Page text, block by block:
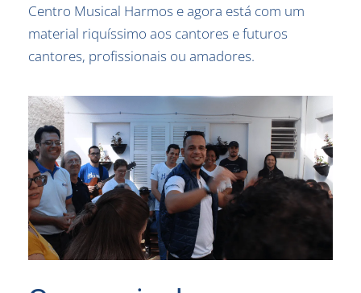
Centro Musical Harmos e agora está com um
material riquíssimo aos cantores e futuros
cantores, profissionais ou amadores.